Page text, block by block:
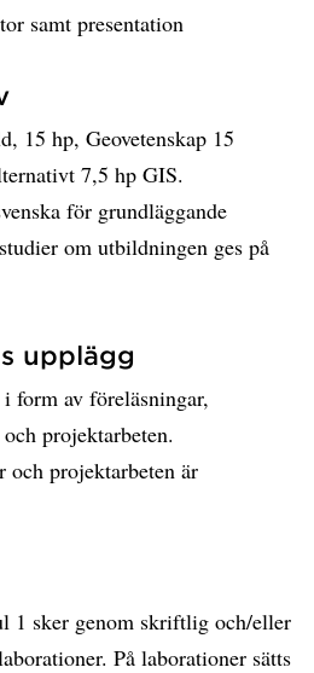
samt presentation
15 hp, Geovetenskap 15
7,5 hp GIS.
för grundläggande
om utbildningen ges på
upplägg
form av föreläsningar,
projektarbeten.
och projektarbeten är
1 sker genom skriftlig och/eller
På laborationer sätts